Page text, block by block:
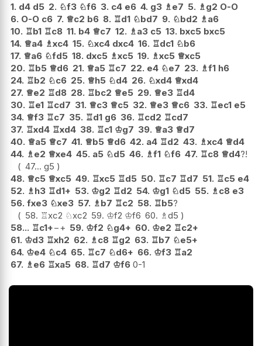
1. d4 d5 2. ♘f3 ♘f6 3. c4 e6 4. g3 ♗e7 5. ♗g2 O-O
6. O-O c6 7. ♕c2 b6 8. ♖d1 ♘bd7 9. ♘bd2 ♗a6
10. ♖b1 ♖c8 11. b4 ♕c7 12. ♗a3 c5 13. bxc5 bxc5
14. ♕a4 ♗xc4 15. ♘xc4 dxc4 16. ♖dc1 ♘b6
17. ♕a6 ♘fd5 18. dxc5 ♗xc5 19. ♗xc5 ♕xc5
20. ♖b5 ♕d6 21. ♕a5 ♖c7 22. e4 ♘e7 23. ♗f1 h6
24. ♖b2 ♘c6 25. ♕h5 ♘d4 26. ♘xd4 ♕xd4
27. ♕e2 ♖d8 28. ♖bc2 ♕e5 29. ♕e3 ♖d4
30. ♖e1 ♖cd7 31. ♕c3 ♕c5 32. ♕e3 ♕c6 33. ♖ec1 e5
34. ♕f3 ♖c7 35. ♖d1 g6 36. ♖cd2 ♖cd7
37. ♖xd4 ♖xd4 38. ♖c1 ♔g7 39. ♕a3 ♕d7
40. ♕a5 ♕c7 41. ♕b5 ♕d6 42. a4 ♖d2 43. ♗xc4 ♕d4
44. ♗e2 ♕xe4 45. a5 ♘d5 46. ♗f1 ♘f6 47. ♖c8 ♕d4?!
47... g5
48. ♕c5 ♕xc5 49. ♖xc5 ♖d5 50. ♖c7 ♖d7 51. ♖c5 e4
52. ♗h3 ♖d1+ 53. ♔g2 ♖d2 54. ♔g1 ♘d5 55. ♗c8 e3
56. fxe3 ♘xe3 57. ♗b7 ♖c2 58. ♖b5?
58. ♖xc2 ♘xc2 59. ♔f2 ♔f6 60. ♗d5
58... ♖c1+−+ 59. ♔f2 ♘g4+ 60. ♔e2 ♖c2+
61. ♔d3 ♖xh2 62. ♗c8 ♖g2 63. ♖b7 ♘e5+
64. ♔e4 ♘c4 65. ♖c7 ♘d6+ 66. ♔f3 ♖a2
67. ♗e6 ♖xa5 68. ♖d7 ♔f6 0-1